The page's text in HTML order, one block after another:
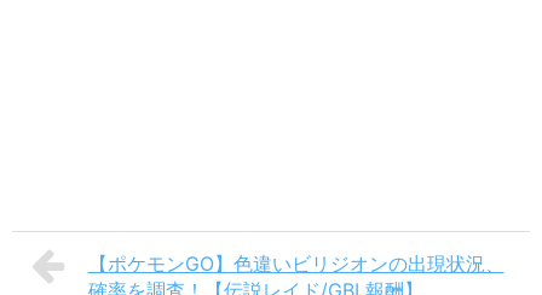
【ポケモンGO】色違いビリジオンの出現状況、